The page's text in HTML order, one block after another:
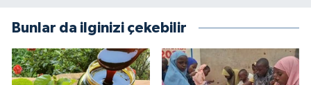
Bunlar da ilginizi çekebilir